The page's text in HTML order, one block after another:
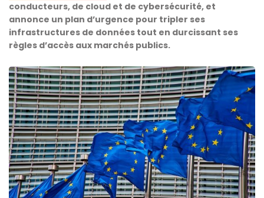
conducteurs, de cloud et de cybersécurité, et
annonce un plan d’urgence pour tripler ses
infrastructures de données tout en durcissant ses
règles d’accès aux marchés publics.